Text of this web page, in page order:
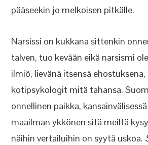
pääseekin jo melkoisen pitkälle.
Narsissi on kukkana sittenkin
talven, tuo kevään eikä narsismi
ilmiö, lievänä itsensä ehostuksena,
kotipsykologit mitä tahansa.
onnellinen paikka,
maailman ykkönen sitä meiltä
näihin vertailuihin on syytä uskoa.